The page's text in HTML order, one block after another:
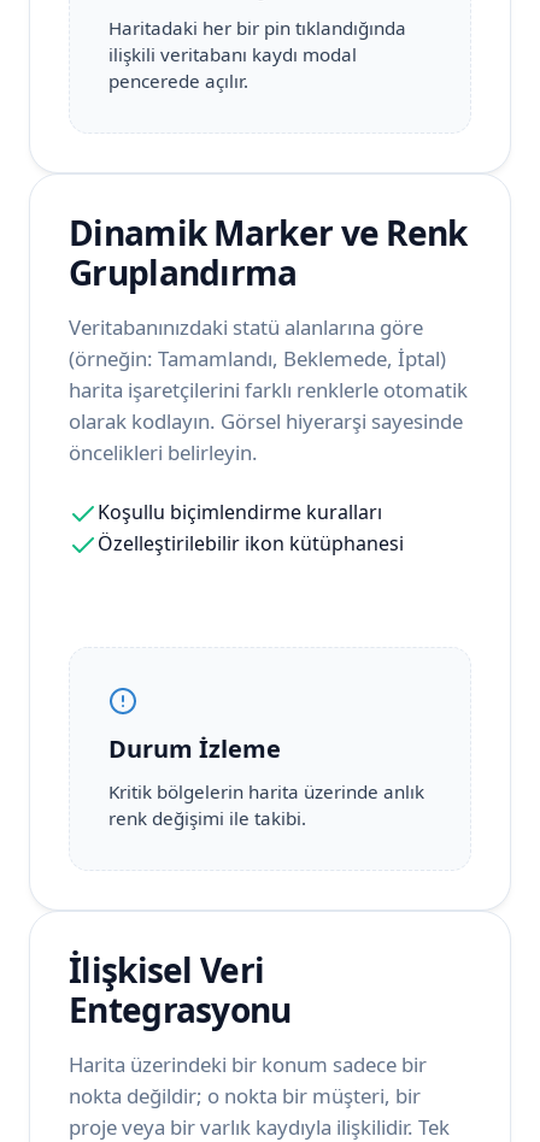
Haritadaki her bir pin tıklandığında
ilişkili veritabanı kaydı modal
pencerede açılır.
Dinamik Marker ve Renk
Gruplandırma
Veritabanınızdaki statü alanlarına göre
(örneğin: Tamamlandı, Beklemede, İptal)
harita işaretçilerini farklı renklerle otomatik
olarak kodlayın. Görsel hiyerarşi sayesinde
öncelikleri belirleyin.
Koşullu biçimlendirme kuralları
Özelleştirilebilir ikon kütüphanesi
Durum İzleme
Kritik bölgelerin harita üzerinde anlık
renk değişimi ile takibi.
İlişkisel Veri
Entegrasyonu
Harita üzerindeki bir konum sadece bir
nokta değildir; o nokta bir müşteri, bir
proje veya bir varlık kaydıyla ilişkilidir. Tek